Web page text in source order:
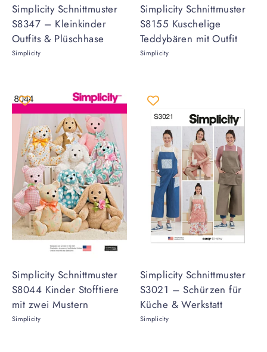
Simplicity Schnittmuster
S8347 – Kleinkinder
Outfits & Plüschhase
Simplicity
Simplicity Schnittmuster
S8155 Kuschelige
Teddybären mit Outfit
Simplicity
Simplicity Schnittmuster
S8044 Kinder Stofftiere
mit zwei Mustern
Simplicity
Simplicity Schnittmuster
S3021 – Schürzen für
Küche & Werkstatt
Simplicity